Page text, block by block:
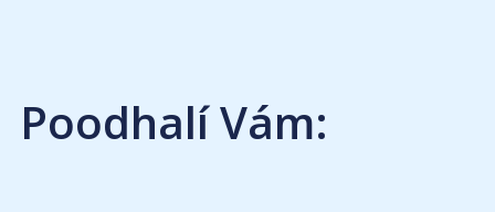
Poodhalí Vám: